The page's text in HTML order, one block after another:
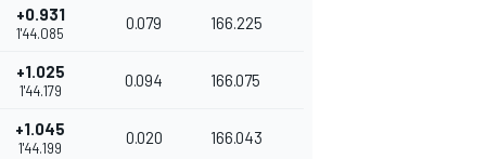
+0.931
1'44.085
0.079 166.225
+1.025
1'44.179
0.094 166.075
+1.045
1'44.199
0.020 166.043